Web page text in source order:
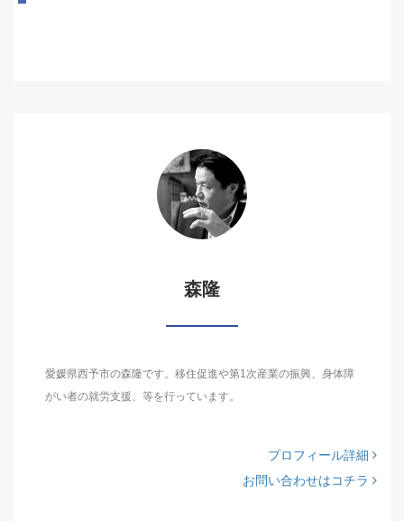
森隆
愛媛県西予市の森隆です。移住促進や第1次産業の振興、身体障
がい者の就労支援、等を行っています。
プロフィール詳細
お問い合わせはコチラ